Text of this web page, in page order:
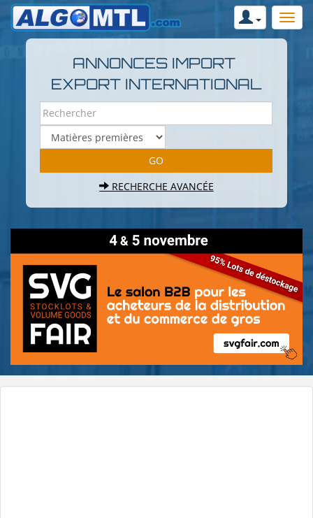
ANNONCES IMPORT
EXPORT INTERNATIONAL
RECHERCHE AVANCÉE